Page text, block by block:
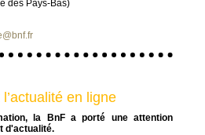
des Pays-Bas)
en ligne
la BnF a porté une attention
d'actualité.